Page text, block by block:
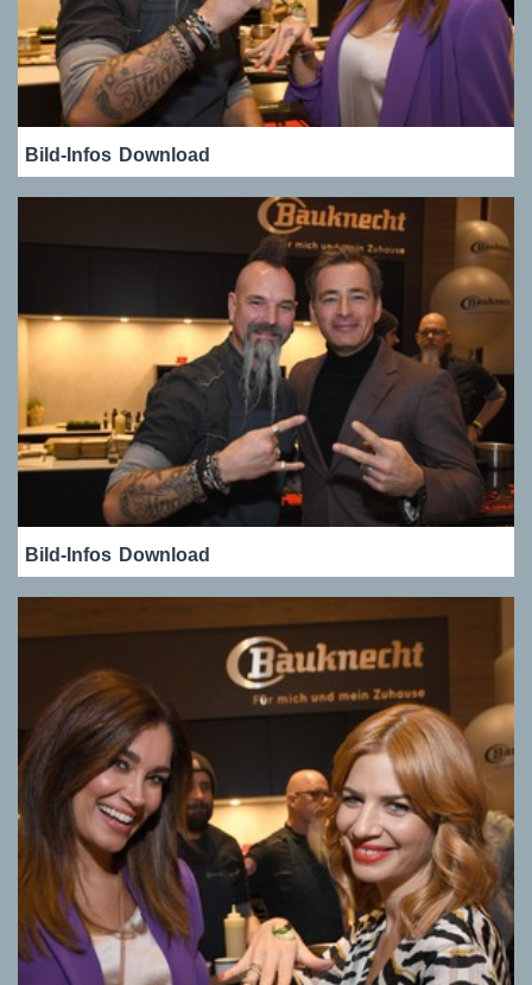
Bild-Infos Download
Bild-Infos Download